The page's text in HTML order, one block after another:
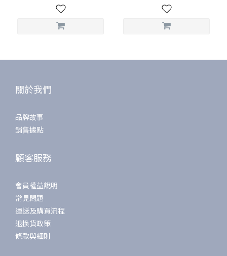
關於我們
品牌故事
銷售據點
顧客服務
會員權益說明
常見問題
運送及購買流程
退換貨政策
條款與細則